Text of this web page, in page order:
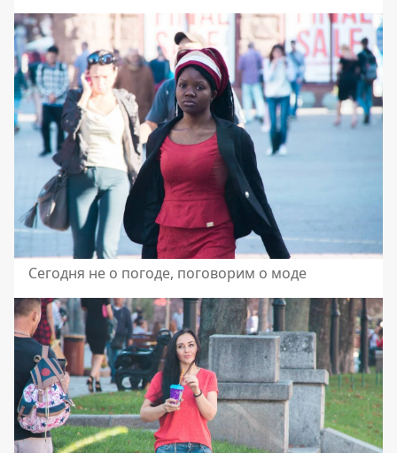
Сегодня не о погоде, поговорим о моде